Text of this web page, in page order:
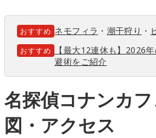
おすすめ ネモフィラ ・ 潮干狩り ・
おすすめ
【最大12連休も】2026
避術をご紹介
名探偵コナンカ
図・アクセス